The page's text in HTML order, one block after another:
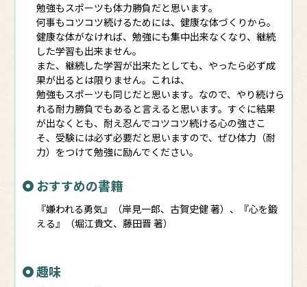
勉強もスポーツも体力勝負だと思います。
何事もコツコツ続けるためには、健康な体づくりから。
健康な体がなければ、勉強にも集中出来なくなり、継続
した学習も出来ません。
また、継続した学習が出来たとしても、やったら必ず成
果が出るとは限りません。これは、
勉強もスポーツも同じだと思います。なので、やり続けら
れる耐力勝負でもあると言えると思います。すぐに結果
が出なくとも、耐え忍んでコツコツ続ける心の強さこ
そ、受験には必ず必要だと思いますので、ぜひ体力（耐
力）をつけて勉強に励んでください。
おすすめの書籍
『嫌われる勇気』（岸見一郎、古賀史健 著）、『心を鍛
える』（堀江貴文、藤田晋 著）
趣味